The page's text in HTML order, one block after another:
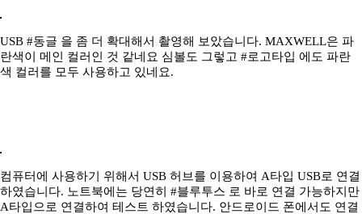
USB #동글 을 좀 더 확대해서 촬영해 보았습니다. MAXWELL은 파
란색이 메인 컬러인 것 같네요 심볼도 그렇고 #로고타입 에도 파란
색 컬러를 모두 사용하고 있네요.
컴퓨터에 사용하기 위해서 USB 허브를 이용하여 A타입 USB로 연결
하였습니다. 노트북에는 당연히 #블루투스 로 바로 연결 가능하지만
A타입으로 연결하여 테스트 하였습니다. 안드로이드 폰에서도 연결